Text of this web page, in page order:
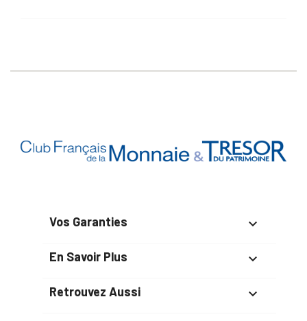
Vos Garanties 
En Savoir Plus 
Retrouvez Aussi 